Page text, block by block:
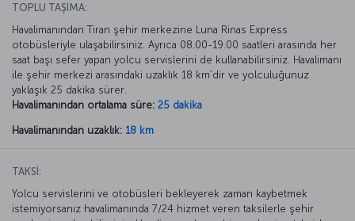
TOPLU TAŞIMA:
Havalimanından Tiran şehir merkezine Luna Rinas Express
otobüsleriyle ulaşabilirsiniz. Ayrıca 08.00-19.00 saatleri arasında her
saat başı sefer yapan yolcu servislerini de kullanabilirsiniz. Havalimanı
ile şehir merkezi arasındaki uzaklık 18 km’dir ve yolculuğunuz
yaklaşık 25 dakika sürer.
Havalimanından ortalama süre: 25 dakika
Havalimanından uzaklık: 18 km
TAKSİ:
Yolcu servislerini ve otobüsleri bekleyerek zaman kaybetmek
istemiyorsanız havalimanında 7/24 hizmet veren taksilerle şehir